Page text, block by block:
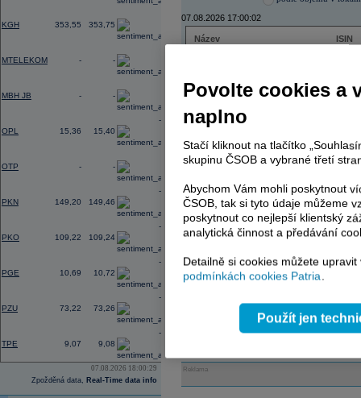
KGH 353,55 353,75
MTELEKOM - -
0,00
MBH JB - -
OPL 15,36 15,40
-0,36
OTP - -
PKN 149,20 149,46
-2,38
PKO 109,22 109,24
-0,60
PGE 10,69 10,72
-0,46
PZU 73,22 73,26
-0,22
TPE 9,07 9,08
-1,56
07.08.2026 18:00:29
Zpožděná data, Real-Time data info
07.08.2026 17:00:02
Název
ISIN
ERSTE BANK
TMR
AD index - vývoj
Region
Reklama
Povolte cookies a
naplno
Stačí kliknout na tlačítko
skupinu ČSOB a vybrané třetí
Abychom Vám mohli poskytnout
ČSOB, tak si tyto údaje můžeme
poskytnout co nejlepší klientský
analytická činnost a předávání
Detailně si cookies můžete
podmínkách cookies Patria.
Použít jen